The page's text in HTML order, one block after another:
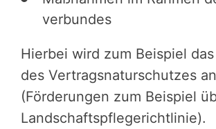
ver­bun­des
Hierbei wird zum Beispiel
des Vertrags­na­tur­schut­zes
(Förde­run­gen zum Beispiel
Landschafts­pfle­ge­richt­li­nie).